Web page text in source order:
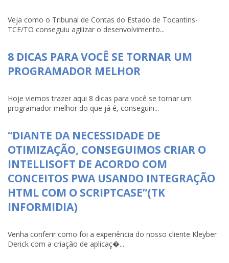
Veja como o Tribunal de Contas do Estado de Tocantins-
TCE/TO conseguiu agilizar o desenvolvimento...
8 DICAS PARA VOCÊ SE TORNAR UM
PROGRAMADOR MELHOR
Hoje viemos trazer aqui 8 dicas para você se tornar um
programador melhor do que já é, conseguin...
“DIANTE DA NECESSIDADE DE
OTIMIZAÇÃO, CONSEGUIMOS CRIAR O
INTELLISOFT DE ACORDO COM
CONCEITOS PWA USANDO INTEGRAÇÃO
HTML COM O SCRIPTCASE”(TK
INFORMIDIA)
Venha conferir como foi a experiência do nosso cliente Kleyber
Derick com a criação de aplicaç�...